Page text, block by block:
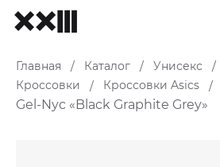
Главная / Каталог / Унисекс /
Кроссовки
/ Кроссовки Asics /
Gel-Nyc «Black Graphite Grey»